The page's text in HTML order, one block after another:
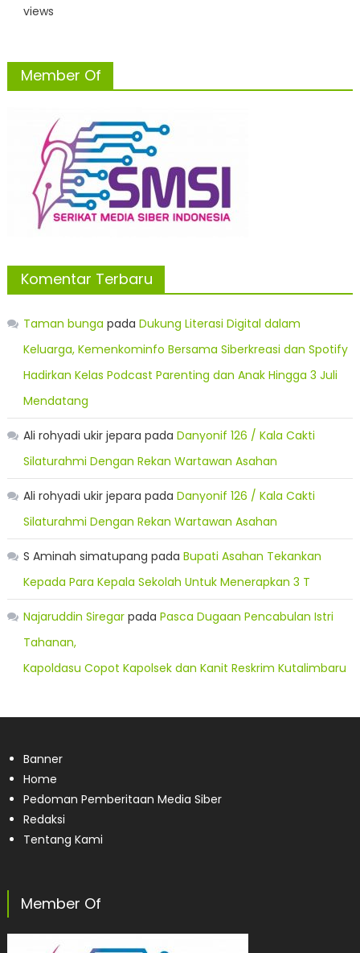
views
Member Of
Komentar Terbaru
Taman bunga pada Dukung Literasi Digital dalam
Keluarga, Kemenkominfo Bersama Siberkreasi dan Spotify
Hadirkan Kelas Podcast Parenting dan Anak Hingga 3 Juli
Mendatang
Ali rohyadi ukir jepara pada Danyonif 126 / Kala Cakti
Silaturahmi Dengan Rekan Wartawan Asahan
Ali rohyadi ukir jepara pada Danyonif 126 / Kala Cakti
Silaturahmi Dengan Rekan Wartawan Asahan
S Aminah simatupang pada Bupati Asahan Tekankan
Kepada Para Kepala Sekolah Untuk Menerapkan 3 T
Najaruddin Siregarpada Pasca Dugaan Pencabulan Istri
Tahanan,
Kapoldasu Copot Kapolsek dan Kanit Reskrim Kutalimbaru
Banner
Home
Pedoman Pemberitaan Media Siber
Redaksi
Tentang Kami
Member Of